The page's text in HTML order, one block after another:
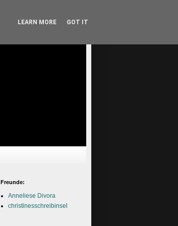
Freunde:
Anneliese Divora
christinesschreibinsel
LEARN MORE GOT IT